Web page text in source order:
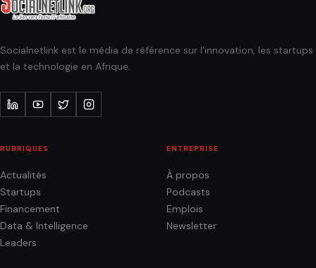
Socialnetlink est le média de référence sur l'innovation, les startups
et la technologie en Afrique.
RUBRIQUES
Actualités
Startups
Financement
Data & Intelligence
Leaders
ENTREPRISE
À propos
Podcasts
Emplois
Newsletter